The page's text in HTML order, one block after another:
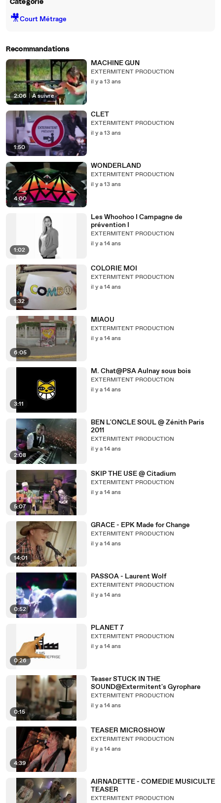
Catégorie
🎥Court Métrage
Recommandations
2:06 À suivre
MACHINE GUN
EXTERMITENT PRODUCTION
il y a 13 ans
1:50
CLET
EXTERMITENT PRODUCTION
il y a 13 ans
4:00
WONDERLAND
EXTERMITENT PRODUCTION
il y a 13 ans
1:02
Les Whoohoo I Campagne de
prévention I
EXTERMITENT PRODUCTION
il y a 14 ans
1:32
COLORIE MOI
EXTERMITENT PRODUCTION
il y a 14 ans
6:05
MIAOU
EXTERMITENT PRODUCTION
il y a 14 ans
3:11
M. Chat@PSA Aulnay sous bois
EXTERMITENT PRODUCTION
il y a 14 ans
2:08
BEN L'ONCLE SOUL @ Zénith Paris
2011
EXTERMITENT PRODUCTION
il y a 14 ans
5:07
SKIP THE USE @ Citadium
EXTERMITENT PRODUCTION
il y a 14 ans
14:01
GRACE - EPK Made for Change
EXTERMITENT PRODUCTION
il y a 14 ans
0:52
PASSOA - Laurent Wolf
EXTERMITENT PRODUCTION
il y a 14 ans
0:26
PLANET 7
EXTERMITENT PRODUCTION
il y a 14 ans
0:15
Teaser STUCK IN THE
SOUND@Extermitent's Gyrophare
EXTERMITENT PRODUCTION
il y a 14 ans
4:39
TEASER MICROSHOW
EXTERMITENT PRODUCTION
il y a 14 ans
AIRNADETTE - COMEDIE MUSICULTE
TEASER
EXTERMITENT PRODUCTION